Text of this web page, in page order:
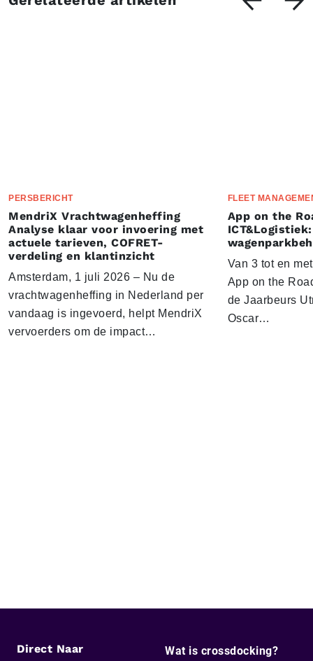
PERSBERICHT
MendriX Vrachtwagenheffing
Analyse klaar voor invoering met
actuele tarieven, COFRET-
verdeling en klantinzicht
Amsterdam, 1 juli 2026 – Nu de
vrachtwagenheffing in Nederland per
vandaag is ingevoerd, helpt MendriX
vervoerders om de impact…
FLEET
App on the
Van 3 tot en
App on the
de Jaarbeurs
Oscar…
Direct Naar
Wat is crossdocking?